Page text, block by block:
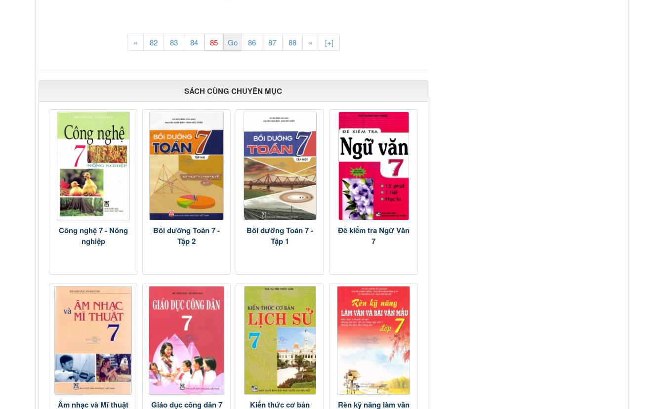
« 82 83 84 86 87 88 » [+]
SÁCH CÙNG CHUYÊN MỤC
Công nghệ 7 - Nông
nghiệp
Bồi dưỡng Toán 7 -
Tập 2
Bồi dưỡng Toán 7 -
Tập 1
Đề kiểm tra Ngữ Văn
7
Âm nhạc và Mĩ thuật Giáo dục công dân 7 Kiến thức cơ bản Rèn kỹ năng làm văn